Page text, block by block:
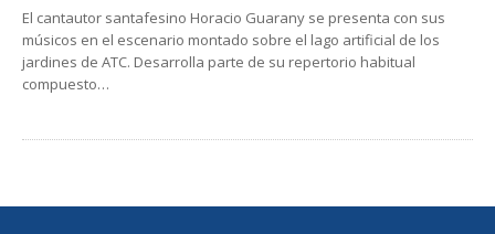
El cantautor santafesino Horacio Guarany se presenta con sus
músicos en el escenario montado sobre el lago artificial de los
jardines de ATC. Desarrolla parte de su repertorio habitual
compuesto…